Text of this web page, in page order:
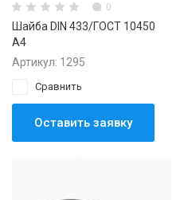
0
Шайба DIN 433/ГОСТ 10450
А4
Артикул: 1295
Сравнить
Оставить заявку